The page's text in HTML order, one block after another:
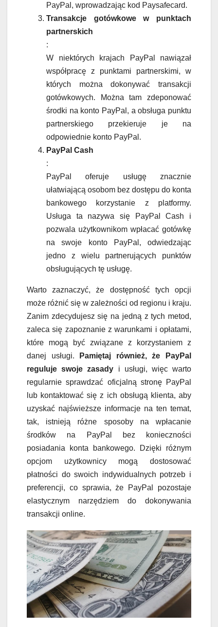
PayPal, wprowadzając kod Paysafecard.
Transakcje gotówkowe w punktach
partnerskich
:
W niektórych krajach PayPal nawiązał
współpracę z punktami partnerskimi, w
których można dokonywać transakcji
gotówkowych. Można tam zdeponować
środki na konto PayPal, a obsługa punktu
partnerskiego przekieruje je na
odpowiednie konto PayPal.
PayPal Cash
:
PayPal oferuje usługę znacznie
ułatwiającą osobom bez dostępu do konta
bankowego korzystanie z platformy.
Usługa ta nazywa się PayPal Cash i
pozwala użytkownikom wpłacać gotówkę
na swoje konto PayPal, odwiedzając
jedno z wielu partnerujących punktów
obsługujących tę usługę.
Warto zaznaczyć, że dostępność tych opcji
może różnić się w zależności od regionu i kraju.
Zanim zdecydujesz się na jedną z tych metod,
zaleca się zapoznanie z warunkami i opłatami,
które mogą być związane z korzystaniem z
danej usługi. Pamiętaj również, że PayPal
reguluje swoje zasady i usługi, więc warto
regularnie sprawdzać oficjalną stronę PayPal
lub kontaktować się z ich obsługą klienta, aby
uzyskać najświeższe informacje na ten temat,
tak, istnieją różne sposoby na wpłacanie
środków na PayPal bez konieczności
posiadania konta bankowego. Dzięki różnym
opcjom użytkownicy mogą dostosować
płatności do swoich indywidualnych potrzeb i
preferencji, co sprawia, że PayPal pozostaje
elastycznym narzędziem do dokonywania
transakcji online.